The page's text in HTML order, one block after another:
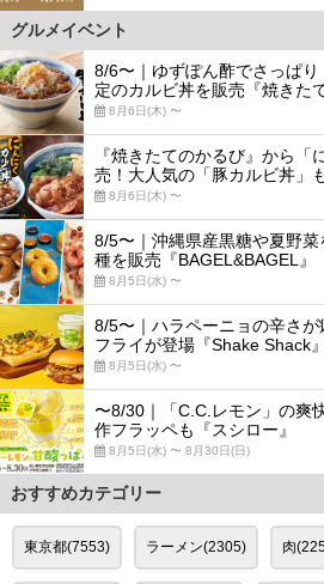
グルメイベント
8/6〜｜ゆずぽん酢でさっぱ
定のカルビ丼を販売『焼きた
8月6日(木) 〜
『焼きたてのかるび』から「
売！大人気の「豚カルビ丼」
8月6日(木) 〜
8/5〜｜沖縄県産黒糖や夏野
種を販売『BAGEL&BAGEL』
8月5日(水) 〜
8/5〜｜ハラペーニョの辛さ
フライが登場『Shake Shack』
8月5日(水) 〜
〜8/30｜「C.C.レモン」の爽
作フラッペも『スシロー』
8月5日(水) 〜 8月30日(日)
おすすめカテゴリー
東京都(7553) ラーメン(2305) 肉